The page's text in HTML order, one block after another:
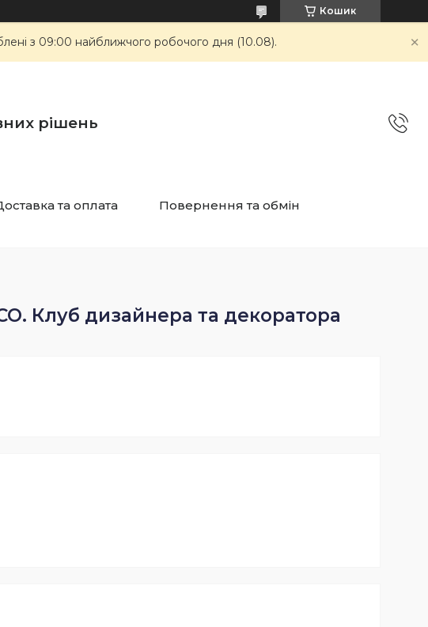
Кошик
з 09:00 найближчого робочого дня (10.08).
рішень
та оплата Повернення та обмін
Клуб дизайнера та декоратора